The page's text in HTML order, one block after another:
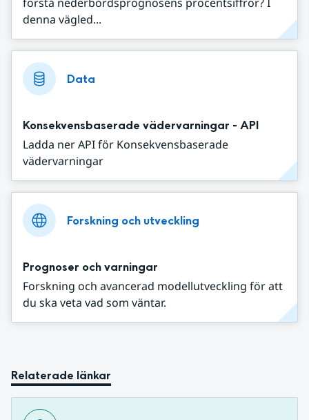
denna vägled...
Data
Konsekvensbaserade vädervarningar - API
Ladda ner API för Konsekvensbaserade
vädervarningar
Forskning och utveckling
Prognoser och varningar
Forskning och avancerad modellutveckling för att
du ska veta vad som väntar.
Relaterade länkar